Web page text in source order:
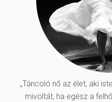
„Táncoló nő az élet, aki
mivoltát, ha egész a